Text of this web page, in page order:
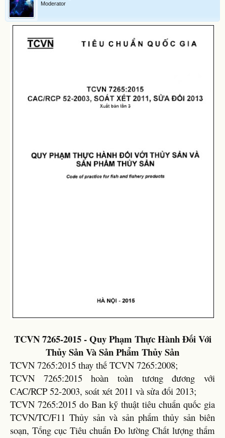
Moderator
TCVN 7265-2015 - Quy Phạm Thực Hành Đối Với
Thủy Sản Và Sản Phẩm Thủy Sản
TCVN 7265:2015 thay thế TCVN 7265:2008;
TCVN 7265:2015 hoàn toàn tương đương với
CAC/RCP 52-2003, soát xét 2011 và sửa đổi 2013;
TCVN 7265:2015 do Ban kỹ thuật tiêu chuẩn quốc gia
TCVN/TC/F11 Thủy sản và sản phẩm thủy sản biên
soạn, Tổng cục Tiêu chuẩn Đo lường Chất lượng thẩm